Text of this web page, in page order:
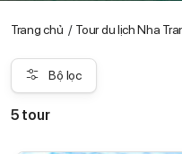
Trang chủ Tour du lịch Nha
Bộ lọc
5 tour